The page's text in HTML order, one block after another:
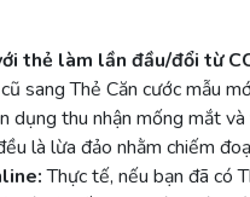
thẻ làm lần đầu/đổi từ
sang Thẻ Căn cước mẫu
dụng thu nhận mống mắt
là lừa đảo nhằm chiếm
Thực tế, nếu bạn đã có